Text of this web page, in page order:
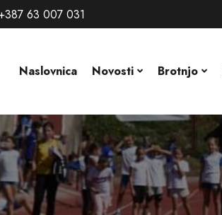
63 007 031
Naslovnica Novosti Brotnjo